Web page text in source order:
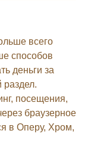
всего
способов
деньги за
раздел.
посещения,
браузерное
в Оперу, Хром,